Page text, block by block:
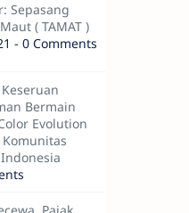
Sepasang
( TAMAT )
- 0 Comments
Bermain
Evolution